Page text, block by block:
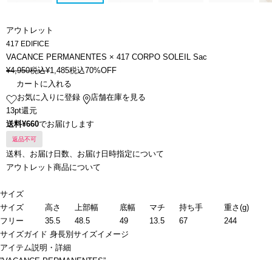
アウトレット
417 EDIFICE
VACANCE PERMANENTES × 417 CORPO SOLEIL Sac
¥4,950税込¥1,485税込70%OFF
カートに入れる
お気に入りに登録
店舗在庫を見る
13pt還元
送料¥660でお届けします
返品不可
送料、お届け日数、お届け日時指定について
アウトレット商品について
サイズ
サイズ
高さ 上部幅 底幅 マチ 持ち手
重さ(g)
フリー
35.5 48.5 49 13.5 67
244
サイズガイド 身長別サイズイメージ
アイテム説明・詳細